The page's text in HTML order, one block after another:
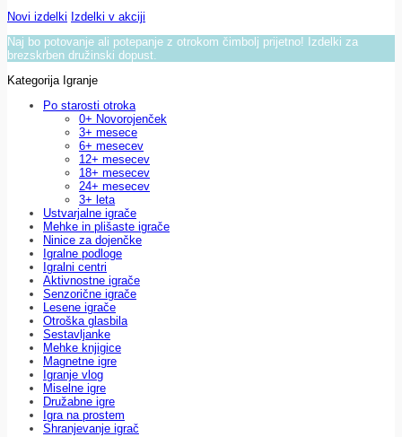
Novi izdelki Izdelki v akciji
Naj bo potovanje ali potepanje z otrokom čimbolj prijetno! Izdelki za
brezskrben družinski dopust.
Kategorija Igranje
Po starosti otroka
0+ Novorojenček
3+ mesece
6+ mesecev
12+ mesecev
18+ mesecev
24+ mesecev
3+ leta
Ustvarjalne igrače
Mehke in plišaste igrače
Ninice za dojenčke
Igralne podloge
Igralni centri
Aktivnostne igrače
Senzorične igrače
Lesene igrače
Otroška glasbila
Sestavljanke
Mehke knjigice
Magnetne igre
Igranje vlog
Miselne igre
Družabne igre
Igra na prostem
Shranjevanje igrač